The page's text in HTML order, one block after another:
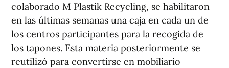
colaborado M Plastik Recycling, se habilitaron
en las últimas semanas una caja en cada un de
los centros participantes para la recogida de
los tapones. Esta materia posteriormente se
reutilizó para convertirse en mobiliario